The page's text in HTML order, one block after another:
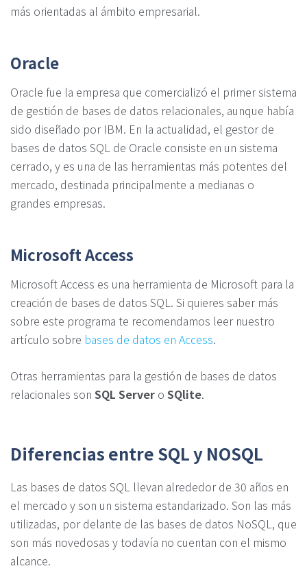
más orientadas al ámbito empresarial.
Oracle
Oracle fue la empresa que comercializó el primer sistema
de gestión de bases de datos relacionales, aunque había
sido diseñado por IBM. En la actualidad, el gestor de
bases de datos SQL de Oracle consiste en un sistema
cerrado, y es una de las herramientas más potentes del
mercado, destinada principalmente a medianas o
grandes empresas.
Microsoft Access
Microsoft Access es una herramienta de Microsoft para la
creación de bases de datos SQL. Si quieres saber más
sobre este programa te recomendamos leer nuestro
artículo sobre bases de datos en Access.
Otras herramientas para la gestión de bases de datos
relacionales son SQL Server o SQlite.
Diferencias entre SQL y NOSQL
Las bases de datos SQL llevan alrededor de 30 años en
el mercado y son un sistema estandarizado. Son las más
utilizadas, por delante de las bases de datos NoSQL, que
son más novedosas y todavía no cuentan con el mismo
alcance.